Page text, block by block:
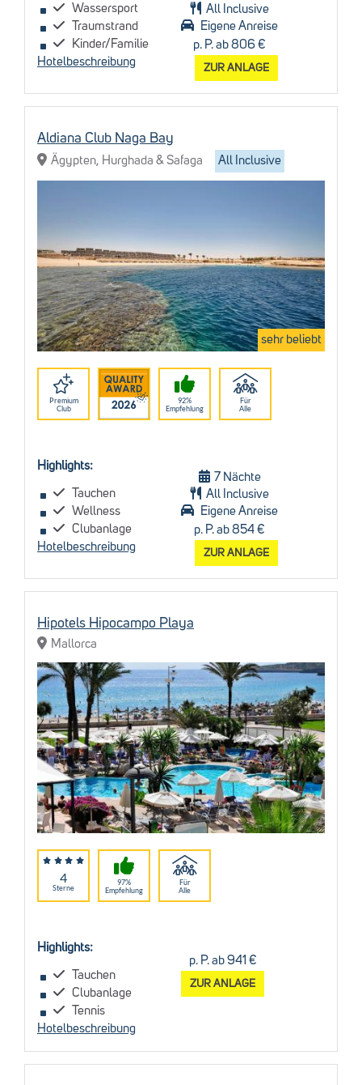
Wassersport
Traumstrand
Kinder/Familie
Hotelbeschreibung
All Inclusive
Eigene Anreise
p. P. ab 806 €
ZUR ANLAGE
Aldiana Club Naga Bay
Ägypten, Hurghada & Safaga All Inclusive
sehr beliebt
Premium
Club
92%
Empfehlung
Für
Alle
Highlights:
Tauchen
Wellness
Clubanlage
Hotelbeschreibung
7 Nächte
All Inclusive
Eigene Anreise
p. P. ab 854 €
ZUR ANLAGE
Hipotels Hipocampo Playa
Mallorca
4
Sterne
97%
Empfehlung
Für
Alle
Highlights:
Tauchen
Clubanlage
Tennis
Hotelbeschreibung
p. P. ab 941 €
ZUR ANLAGE